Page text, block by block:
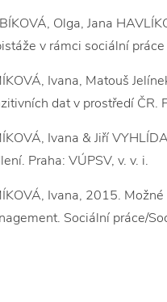
Olga, Jana
v rámci sociální
Ivana, Matouš
dat v prostředí ČR.
Ivana & Jiří
Praha: VÚPSV, v. v. i.
Ivana, 2015.
Sociální práce/